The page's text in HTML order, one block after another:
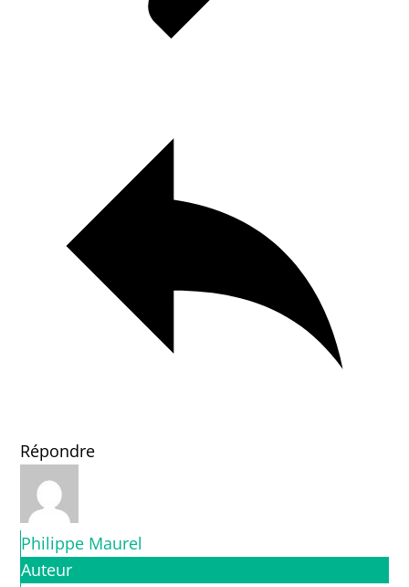
Répondre
Philippe Maurel
Auteur